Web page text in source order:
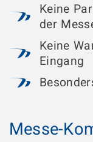
Keine
der
Keine
Eingang
Messe-